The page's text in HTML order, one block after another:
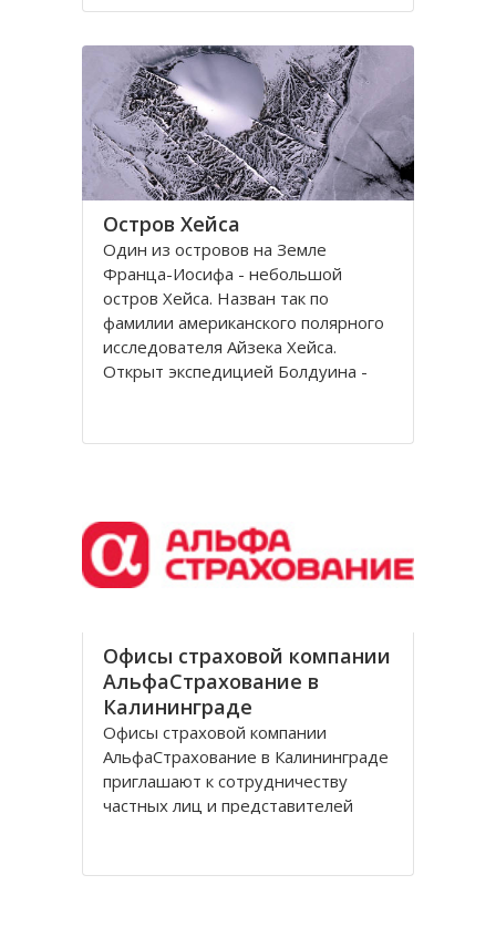
поверхности составляет 1424
Вмещает 282
Остров Хейса
Один из островов на Земле
Франца-Иосифа - небольшой
остров Хейса. Назван так по
фамилии американского полярного
исследователя Айзека Хейса.
Открыт экспедицией Болдуина -
широты, в самых суровых условиях
Офисы страховой компании
АльфаСтрахование в
Калининграде
Офисы страховой компании
АльфаСтрахование в Калининграде
приглашают к сотрудничеству
частных лиц и представителей
крупнейшим российским